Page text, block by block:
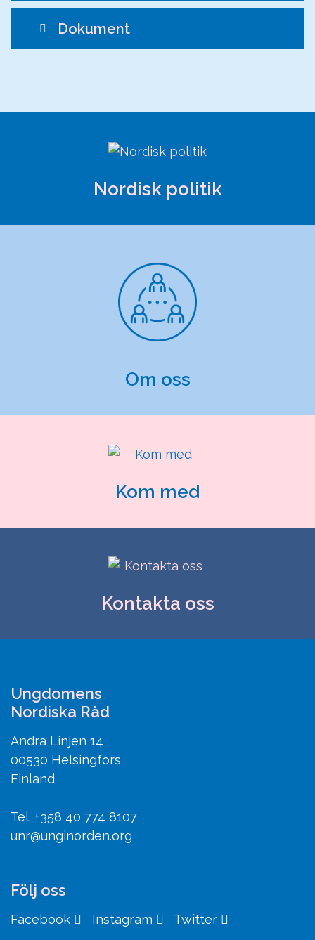
Dokument
Nordisk politik
Om oss
Kom med
Kontakta oss
Ungdomens
Nordiska Råd
Andra Linjen 14
00530 Helsingfors
Finland
Tel. +358 40 774 8107
unr@unginorden.org
Följ oss
Facebook Instagram Twitter